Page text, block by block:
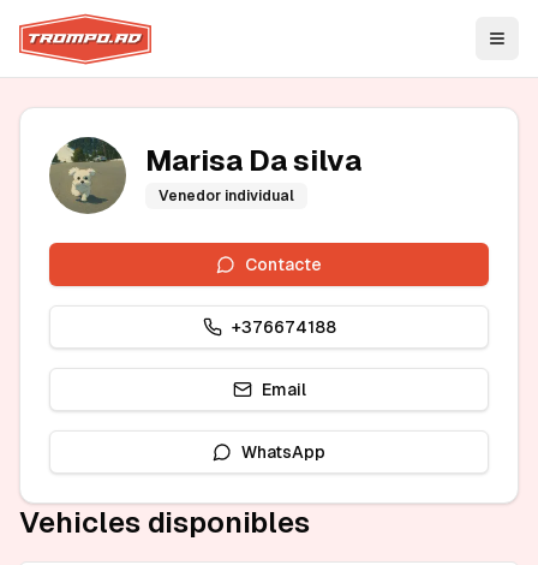
Marisa Da silva
Venedor individual
Contacte
+376674188
Email
WhatsApp
Vehicles disponibles